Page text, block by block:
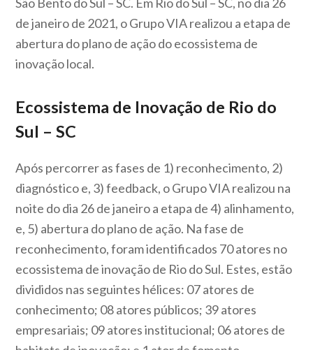
de janeiro de 2021, o Grupo VIA realizou a etapa de
abertura do plano de ação do ecossistema de
inovação local.
Ecossistema de Inovação de Rio do
Sul – SC
Após percorrer as fases de 1) reconhecimento, 2)
diagnóstico e, 3) feedback, o Grupo VIA realizou na
noite do dia 26 de janeiro a etapa de 4) alinhamento,
e, 5) abertura do plano de ação. Na fase de
reconhecimento, foram identificados 70 atores no
ecossistema de inovação de Rio do Sul. Estes, estão
divididos nas seguintes hélices: 07 atores de
conhecimento; 08 atores públicos; 39 atores
empresariais; 09 atores institucional; 06 atores de